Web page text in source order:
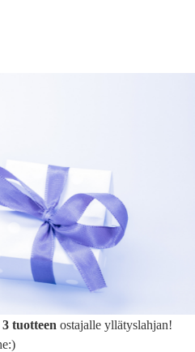
3 tuotteen ostajalle yllätyslahjan!